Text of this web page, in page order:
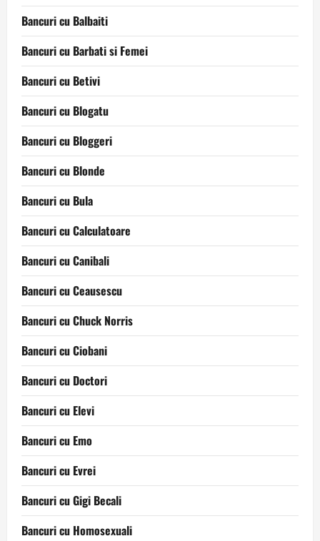
Bancuri cu Balbaiti
Bancuri cu Barbati si Femei
Bancuri cu Betivi
Bancuri cu Blogatu
Bancuri cu Bloggeri
Bancuri cu Blonde
Bancuri cu Bula
Bancuri cu Calculatoare
Bancuri cu Canibali
Bancuri cu Ceausescu
Bancuri cu Chuck Norris
Bancuri cu Ciobani
Bancuri cu Doctori
Bancuri cu Elevi
Bancuri cu Emo
Bancuri cu Evrei
Bancuri cu Gigi Becali
Bancuri cu Homosexuali